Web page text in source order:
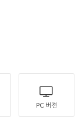
PC 버젼